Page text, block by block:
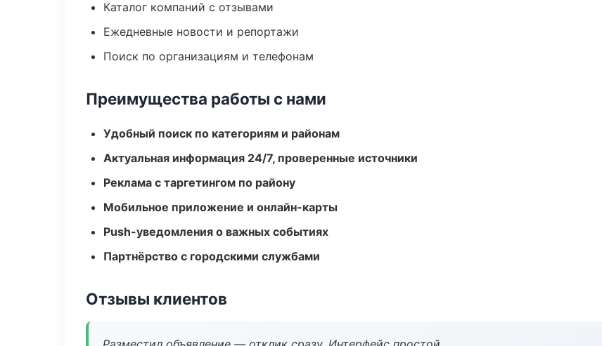
Каталог компаний с отзывами
Ежедневные новости и репортажи
Поиск по организациям и телефонам
Преимущества работы с нами
Удобный поиск по категориям и районам
Актуальная информация 24/7, проверенные источники
Реклама с таргетингом по району
Мобильное приложение и онлайн-карты
Push-уведомления о важных событиях
Партнёрство с городскими службами
Отзывы клиентов